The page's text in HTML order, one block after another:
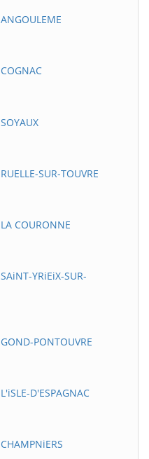
SUR-TOUVRE
COURONNE
YRiEiX-SUR-
PONTOUVRE
D'ESPAGNAC